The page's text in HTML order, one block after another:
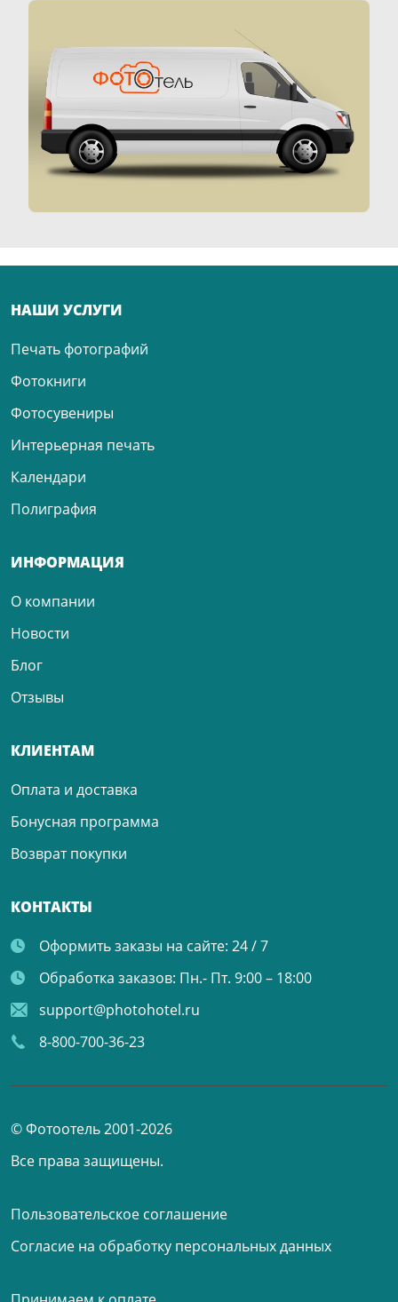
НАШИ УСЛУГИ
Печать фотографий
Фотокниги
Фотосувениры
Интерьерная печать
Календари
Полиграфия
ИНФОРМАЦИЯ
О компании
Новости
Блог
Отзывы
КЛИЕНТАМ
Оплата и доставка
Бонусная программа
Возврат покупки
КОНТАКТЫ
Оформить заказы на сайте: 24 / 7
Обработка заказов: Пн.- Пт. 9:00 – 18:00
support@photohotel.ru
8-800-700-36-23
© Фотоотель 2001-2026
Все права защищены.
Пользовательское соглашение
Согласие на обработку персональных данных